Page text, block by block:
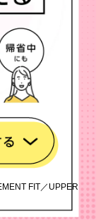
FIT／UPPER